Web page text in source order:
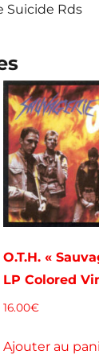
Suicide Rds
O.T.H. «
LP Colored
16.00€
Ajouter au